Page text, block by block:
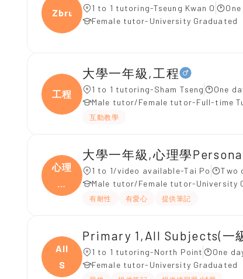
Zbrus 1 to 1 tutoring-Tseung Kwan O
Female tutor-University Graduated
工程
大學一年級,工程
1 to 1 tutoring-Sham Tseng
One
Male tutor/Female tutor-Full-time
互動教學
心理
Pe
大學一年級,心理學
1 to 1/video available-Tai Po
Two
Male tutor/Female tutor-University
有耐性 有愛心 提供筆記
All
S
Primary 1,All Subjects(一
1 to 1 tutoring-North Point
One
Female tutor-University Graduated